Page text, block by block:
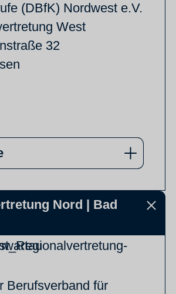
(DBfK) Nordwest e.V.
West
32
Nord | Bad
Berufsverband für